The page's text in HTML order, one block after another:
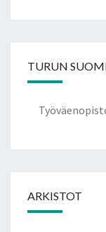
TURUN
ARKISTOT